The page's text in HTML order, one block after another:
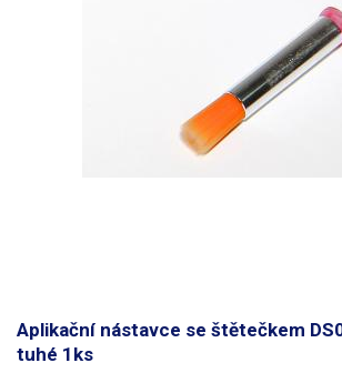
Aplikační nástavce se štětečkem
tuhé 1ks